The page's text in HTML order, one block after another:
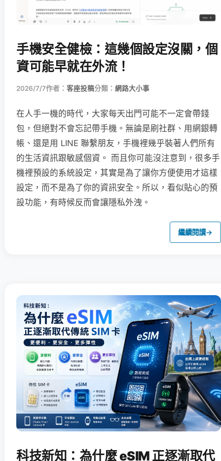
手機安全健檢：這幾個設定沒關，個
資可能早就在外流！
2026/7/7作者： 客座投稿分類： 網路大小事
在人手一機的時代，大家每天出門可能不一定會帶錢
包，但絕對不會忘記帶手機。無論是刷社群、用網銀轉
帳、還是用 LINE 聯繫朋友，手機裡幾乎裝著人們所有
的生活資訊跟敏感個資。 而且你可能沒注意到，很多手
機裡預設的系統設定，其實是為了讓你方便使用才這樣
設定，而不是為了你的資訊安全。所以，看似貼心的預
設功能，有時候反而會讓隱私外洩。
繼續閱讀→
科技新知：為什麼 eSIM 正逐漸取代